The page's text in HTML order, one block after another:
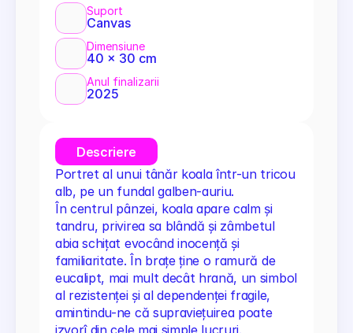
Suport
Canvas
Dimensiune
40 x 30 cm
Anul finalizarii
2025
Descriere
Portret al unui tânăr koala într-un tricou
alb, pe un fundal galben-auriu.
În centrul pânzei, koala apare calm și
tandru, privirea sa blândă și zâmbetul
abia schițat evocând inocență și
familiaritate. În brațe ține o ramură de
eucalipt, mai mult decât hrană, un simbol
al rezistenței și al dependenței fragile,
amintindu-ne că supraviețuirea poate
izvorî din cele mai simple lucruri.